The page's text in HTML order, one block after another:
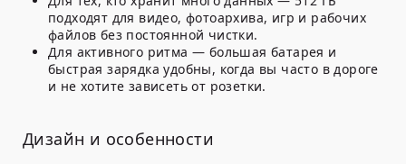
подходят для видео, фотоархива, игр и рабочих
файлов без постоянной чистки.
Для активного ритма — большая батарея и
быстрая зарядка удобны, когда вы часто в дороге
и не хотите зависеть от розетки.
Дизайн и особенности